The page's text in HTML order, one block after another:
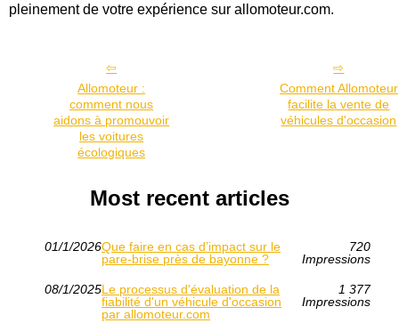
pleinement de votre expérience sur allomoteur.com.
Allomoteur :
comment nous
aidons à promouvoir
les voitures
écologiques
Comment Allomoteur
facilite la vente de
véhicules d'occasion
Most recent articles
01/1/2026Que faire en cas d’impact sur le
pare-brise près de bayonne ?
720
Impressions
08/1/2025Le processus d'évaluation de la
fiabilité d'un véhicule d'occasion
par allomoteur.com
1 377
Impressions